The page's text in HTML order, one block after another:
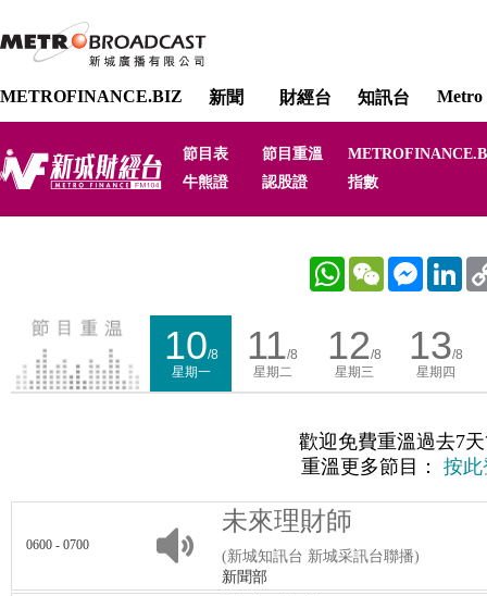
METROFINANCE.BIZ 新聞 財經台 知訊台 Metro
節目表 節目重溫
牛熊證
認股證 指數
WhatsAppWeChat Messenger
10/8
星期一
11/8
星期二
12/8
星期三
13/8
星期四
歡迎免費重溫過去7
重溫更多節目： 按此
0600 - 0700
未來理財師
(新城知訊台 新城采訊台聯播)
新聞部